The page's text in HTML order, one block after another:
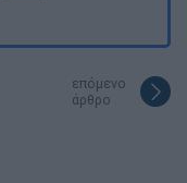
επόμενο
άρθρο